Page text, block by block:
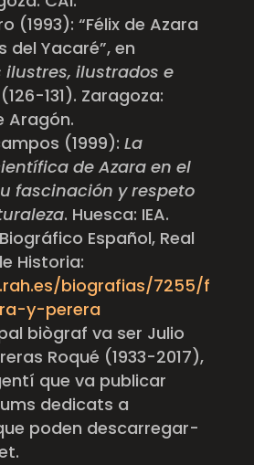
(1993): “Félix de Azara
del Yacaré”, en
ilustres, ilustrados e
(126-131). Zaragoza:
Aragón.
(1999): La
de Azara en el
fascinación y respeto
. Huesca: IEA.
Español, Real
Historia:
biografias/7255/f
y-perera
biògraf va ser Julio
Roqué (1933-2017),
que va publicar
dedicats a
poden descarregar-